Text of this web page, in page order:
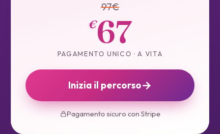
97€
€67
PAGAMENTO UNICO · A VITA
Inizia il percorso→
Pagamento sicuro con Stripe